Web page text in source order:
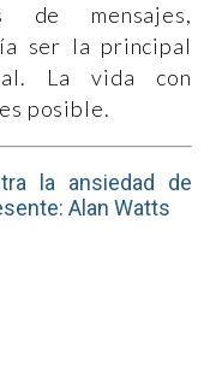
de mensajes,
ser la principal
La vida con
posible.
la ansiedad de
Alan Watts